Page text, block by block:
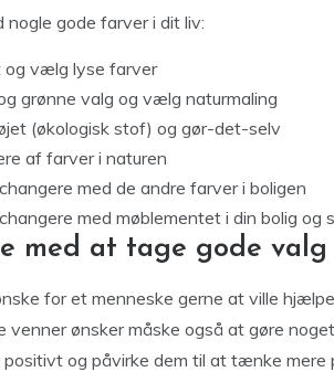
nogle gode farver i dit liv:
vælg lyse farver
grønne valg og vælg naturmaling
(økologisk stof) og gør-det-selv
af farver i naturen
med de andre farver i boligen
med møblementet i din bolig
med at tage gode valg
for et menneske gerne at ville
venner ønsker måske også at gøre
og påvirke dem til at tænke mere